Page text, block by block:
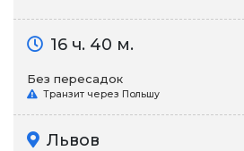
16 ч. 40 м.
Без пересадок
Транзит через Польшу
Львов